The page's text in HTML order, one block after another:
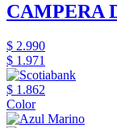
CAMPERA
$ 2.990
$ 1.971
$ 1.862
Color